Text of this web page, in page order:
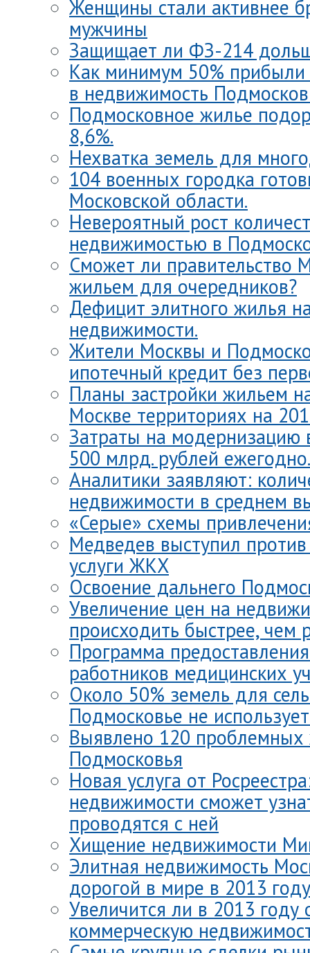
Женщины стали активнее
мужчины
Защищает ли ФЗ-214
Как минимум 50% прибыли
в недвижимость
Подмосковное жилье
8,6%.
Нехватка земель для
104 военных городка
Московской области.
Невероятный рост
недвижимостью в
Сможет ли правительство
жильем для очередников?
Дефицит элитного жилья
недвижимости.
Жители Москвы и
ипотечный кредит без
Планы застройки жильем
Москве территориях на
Затраты на
500 млрд. рублей ежегодно.
Аналитики заявляют:
недвижимости в среднем
«Серые» схемы
Медведев выступил
услуги ЖКХ
Освоение дальнего
Увеличение цен на
происходить быстрее, чем
Программа
работников медицинских
Около 50% земель для
Подмосковье не
Выявлено 120
Подмосковья
Новая услуга от
недвижимости сможет
проводятся с ней
Хищение недвижимости
Элитная недвижимость
дорогой в мире в 2013 году
Увеличится ли в 2013 году
коммерческую